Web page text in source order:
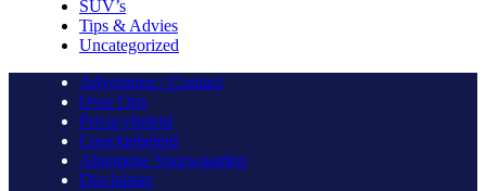
SUV’s
Tips & Advies
Uncategorized
Adverteren / Contact
Over Ons
Privacybeleid
Coockiebeleid
Algemene Voorwaarden
Disclaimer